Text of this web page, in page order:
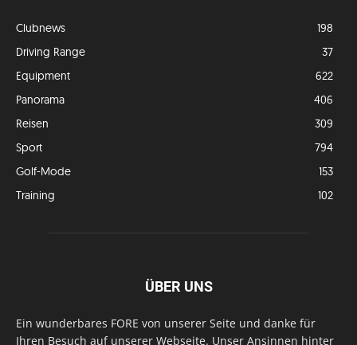
Clubnews
198
Driving Range
37
Equipment
622
Panorama
406
Reisen
309
Sport
794
Golf-Mode
153
Training
102
ÜBER UNS
Ein wunderbares FORE von unserer Seite und danke für
Ihren Besuch auf unserer Webseite. Unser Ansinnen hinter